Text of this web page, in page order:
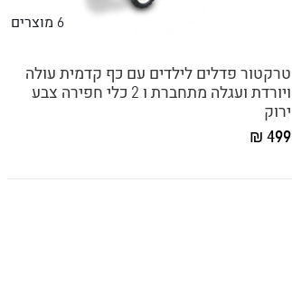
6 מוצרים
טרקטור פדלים לילדים עם כף קדמית עולה
ויורדת ועגלה מתחברת ו 2 כלי חפירה צבע
ירוק
499 ₪